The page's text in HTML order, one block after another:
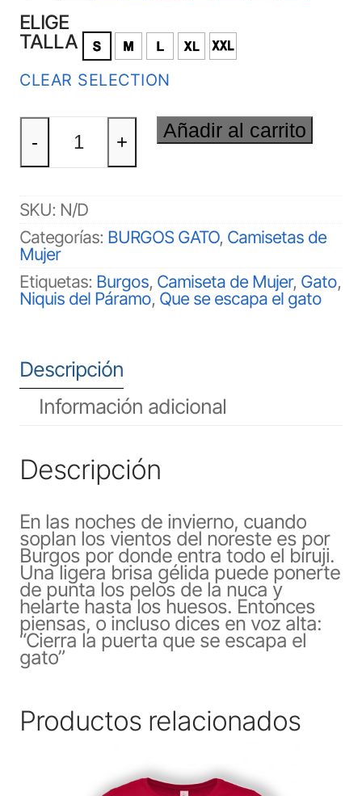
ELIGE
TALLA
CLEAR SELECTION
BURGOS
GATO
cantidad
- +
Añadir al carrito
SKU: N/D
Categorías: BURGOS GATO, Camisetas de
Mujer
Etiquetas: Burgos, Camiseta de Mujer, Gato,
Niquis del Páramo, Que se escapa el gato
Descripción
Información adicional
Descripción
En las noches de invierno, cuando
soplan los vientos del noreste es por
Burgos por donde entra todo el biruji.
Una ligera brisa gélida puede ponerte
de punta los pelos de la nuca y
helarte hasta los huesos. Entonces
piensas, o incluso dices en voz alta:
“Cierra la puerta que se escapa el
gato”
Productos relacionados